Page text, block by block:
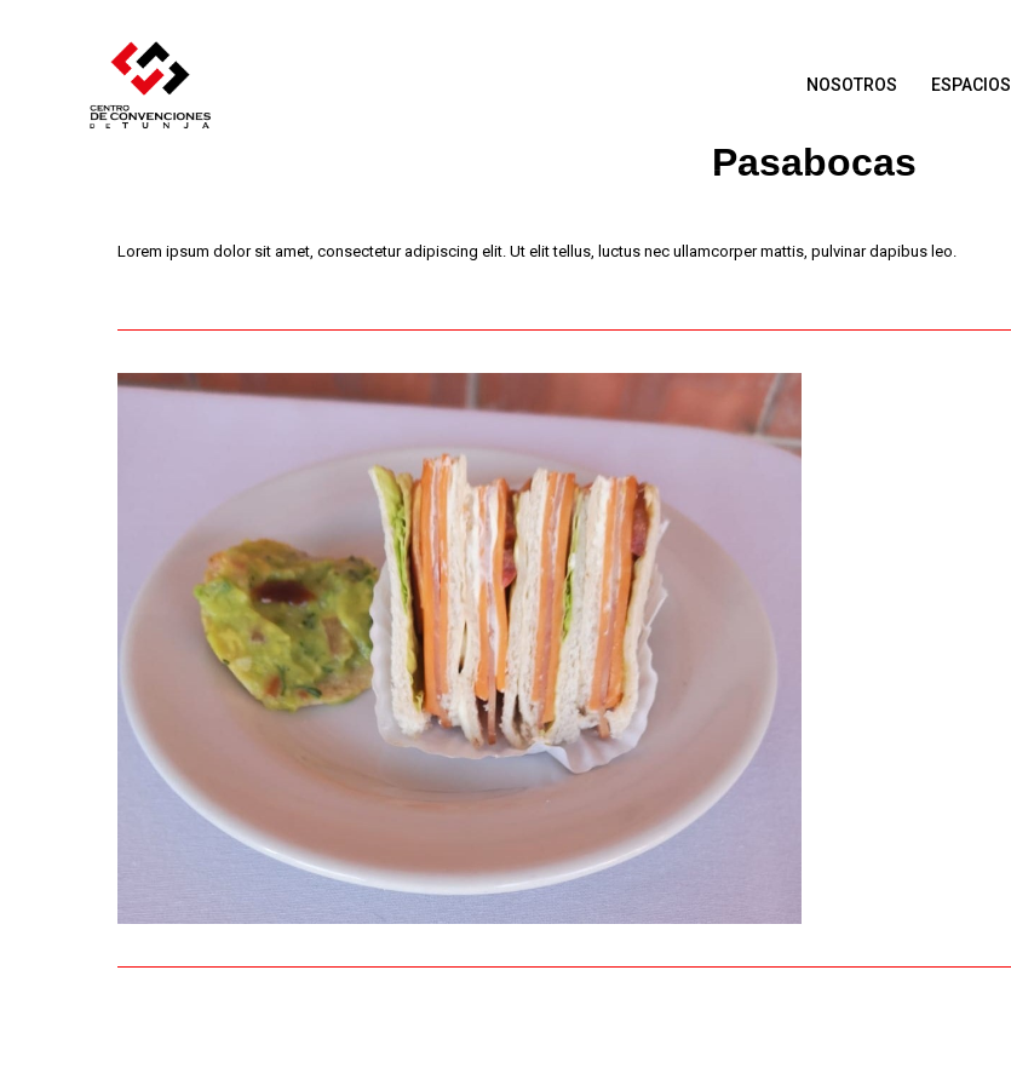
NOSOTROS ESPACIOS
Pasabocas
Lorem ipsum dolor sit amet, consectetur adipiscing elit. Ut elit tellus, luctus nec ullamcorper mattis, pulvinar dapibus leo.